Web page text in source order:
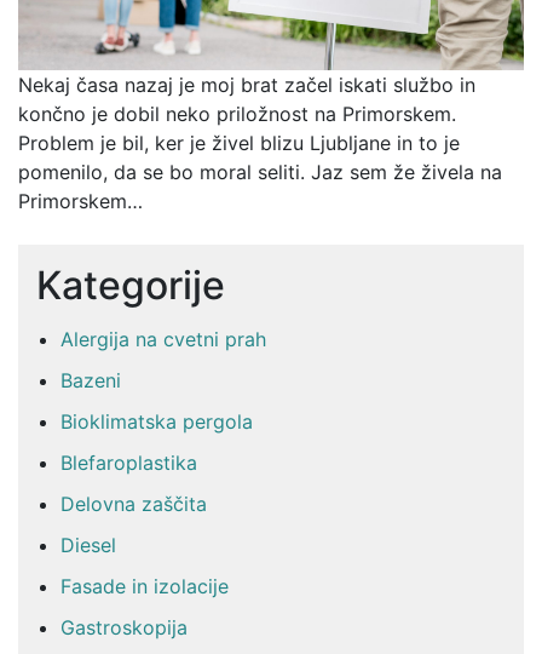
Nekaj časa nazaj je moj brat začel iskati službo in
končno je dobil neko priložnost na Primorskem.
Problem je bil, ker je živel blizu Ljubljane in to je
pomenilo, da se bo moral seliti. Jaz sem že živela na
Primorskem…
Kategorije
Alergija na cvetni prah
Bazeni
Bioklimatska pergola
Blefaroplastika
Delovna zaščita
Diesel
Fasade in izolacije
Gastroskopija